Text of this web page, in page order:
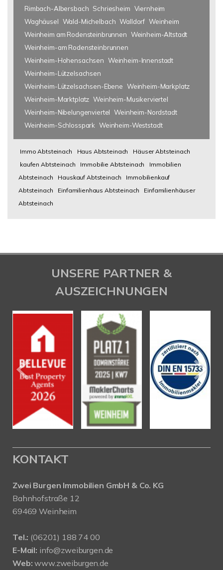
Rimbach-Albersbach Schriesheim Viernheim
Waghäusel Wald-Michelbach Walldorf Weinheim
Weinheim am Rodensteinbrunnen Weinheim-Altstadt
Weinheim-am Rodensteinbrunnen
Weinheim-Hohensachsen Weinheim-Innenstadt
Weinheim-Lützelsachsen
Weinheim-Lützelsachsen-Ebene Weinheim-Markplatz
Weinheim-Marktplatz Weinheim-Musikerviertel
Weinheim-Nibelungenviertel Weinheim-Nordstadt
Weinheim-Schlosspark Weinheim-Weststadt
Immo Abtsteinach Haus Abtsteinach
Häuser Abtsteinach
kaufen Abtsteinach
Immobilie Abtsteinach
Immobilien
Abtsteinach
Hauskauf Abtsteinach
Immobilienkauf
Abtsteinach
Einfamilienhaus Abtsteinach
Einfamilienhäuser
Abtsteinach
UNSERE PARTNER &
AUSZEICHNUNGEN
KONTAKT
Zwei Burgen Immobilien GmbH & Co. KG
Bahnhofstraße 12
69469 Weinheim
Tel.: (06201) 188 74 00
E-Mail: info@zweiburgen.de
Web: www.zweiburgen.de